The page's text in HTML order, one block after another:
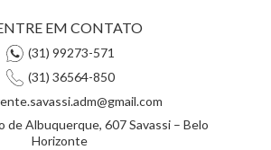
EM CONTATO
(31) 99273-571
(31) 36564-850
de Albuquerque, 607 Savassi – Belo
Horizonte